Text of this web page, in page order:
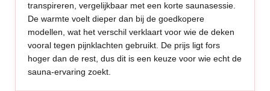
transpireren, vergelijkbaar met een korte saunasessie.
De warmte voelt dieper dan bij de goedkopere
modellen, wat het verschil verklaart voor wie de deken
vooral tegen pijnklachten gebruikt. De prijs ligt fors
hoger dan de rest, dus dit is een keuze voor wie echt de
sauna-ervaring zoekt.